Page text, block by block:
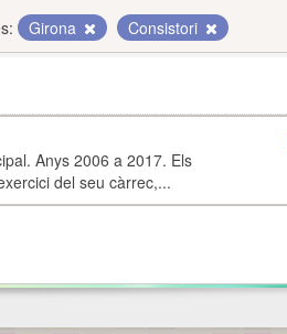
Girona Consistori
Anys 2006 a 2017. Els
del seu càrrec,...